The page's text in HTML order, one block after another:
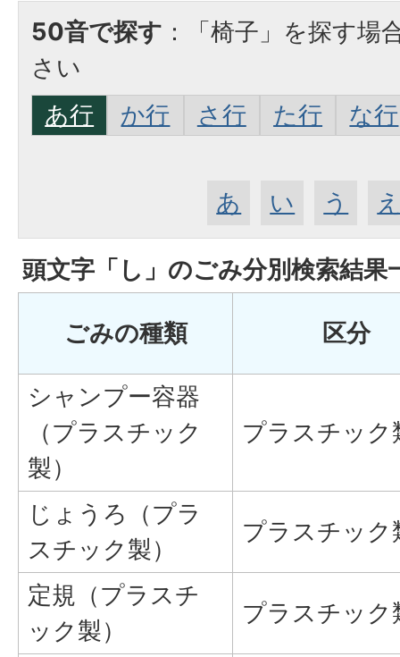
50音で探す ：「椅子」を探す場
さい
あ行
か行 さ行 た行 な行
あ い う
頭文字「 し 」のごみ分別検索結果
ごみの種類 区分
シャンプー容器
（プラスチック
製）
プラスチック
じょうろ（プラ
スチック製）
プラスチック
定規（プラスチ
ック製）
プラスチック